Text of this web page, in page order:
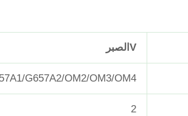
V الصبر
G657A2/OM2/OM3/OM4
2